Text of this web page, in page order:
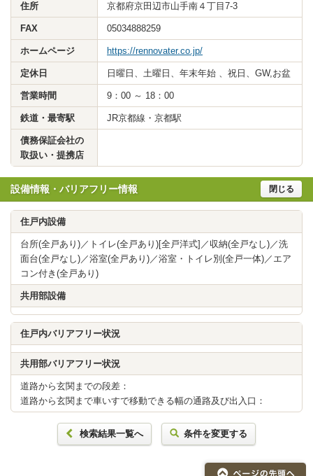
住所 京都府京田辺市山手南４丁目7-3
FAX 05034888259
ホームページ https://rennovater.co.jp/
定休日 日曜日、土曜日、年末年始 、祝日、GW,お盆
営業時間 9：00 ～ 18：00
鉄道・最寄駅 JR京都線・京都駅
債務保証会社の
取扱い・提携店
設備情報・バリアフリー情報 閉じる
住戸内設備
台所(全戸あり)／トイレ(全戸あり)[全戸洋式]／収納(全戸なし)／洗
面台(全戸なし)／浴室(全戸あり)／浴室・トイレ別(全戸一体)／エア
コン付き(全戸あり)
共用部設備
住戸内バリアフリー状況
共用部バリアフリー状況
道路から玄関までの段差：
道路から玄関まで車いすで移動できる幅の通路及び出入口：
検索結果一覧へ 条件を変更する